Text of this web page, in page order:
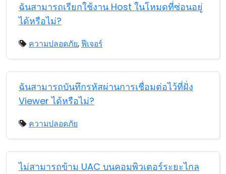
ฉันสามารถเรียกใช้งาน Host ในโหมดที่ซ่อนอยู่
ได้หรือไม่?
ความปลอดภัย,ฟีเจอร์
ฉันสามารถบันทึกรหัสผ่านการเชื่อมต่อไว้ที่ฝั่ง
Viewer ได้หรือไม่?
ความปลอดภัย
ไม่สามารถข้าม UAC บนคอมพิวเตอร์ระยะไกล